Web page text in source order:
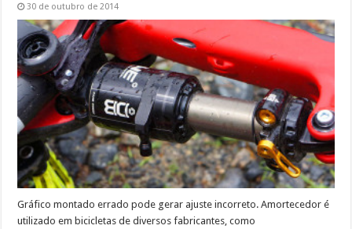
30 de outubro de 2014
Gráfico montado errado pode gerar ajuste incorreto. Amortecedor é
utilizado em bicicletas de diversos fabricantes, como